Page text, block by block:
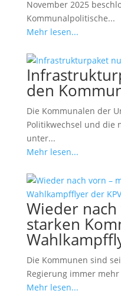
November 2025
Kommunalpolitische...
Mehr lesen...
den
Die Kommunalen der
Politikwechsel und die
unter...
Mehr lesen...
Wieder
starken
Die Kommunen sind
Regierung immer
Mehr lesen...